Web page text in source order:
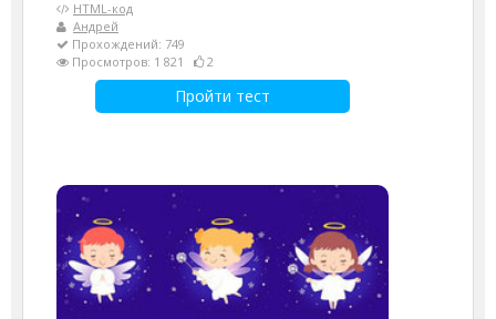
HTML-код
Андрей
Прохождений: 749
Просмотров: 1 821
2
Пройти тест